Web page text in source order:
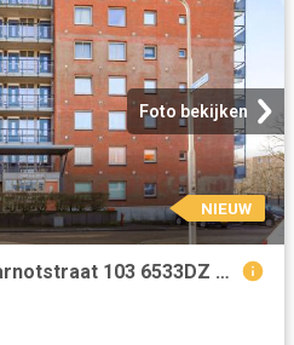
Foto bekijken
NIEUW
apartment for rent in Carnotstraat 103 6533DZ Nijmegen Grootstal Nijmegen